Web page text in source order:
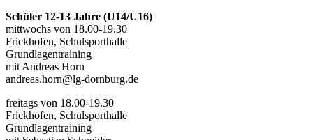
Schüler 12-13 Jahre (U14/U16)
mittwochs von 18.00-19.30
Frickhofen, Schulsporthalle
Grundlagentraining
mit Andreas Horn
andreas.horn@lg-dornburg.de
freitags von 18.00-19.30
Frickhofen, Schulsporthalle
Grundlagentraining